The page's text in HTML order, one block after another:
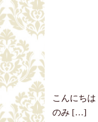
こんにち
のみ […]